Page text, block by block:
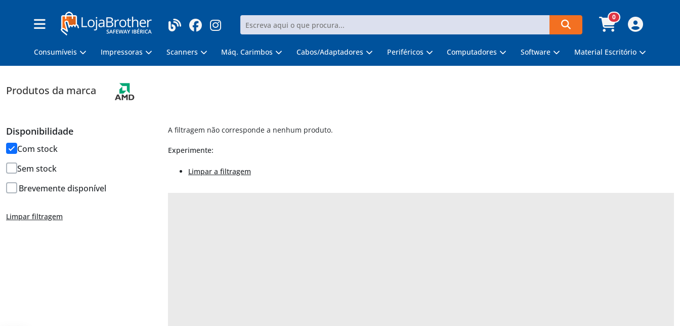
0
Consumíveis Impressoras Scanners Máq. Carimbos Cabos/Adaptadores Periféricos Computadores Software Material Escritório
Produtos da marca
Disponibilidade
Com stock
Sem stock
Brevemente disponível
Limpar filtragem
A filtragem não corresponde a nenhum produto.
Experimente:
Limpar a filtragem